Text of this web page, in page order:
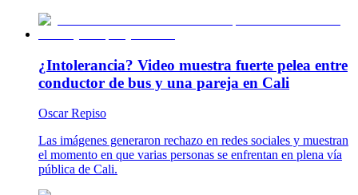
¿Intolerancia? Video muestra fuerte pelea entre
conductor de bus y una pareja en Cali
Oscar Repiso
Las imágenes generaron rechazo en redes sociales y muestran
el momento en que varias personas se enfrentan en plena vía
pública de Cali.